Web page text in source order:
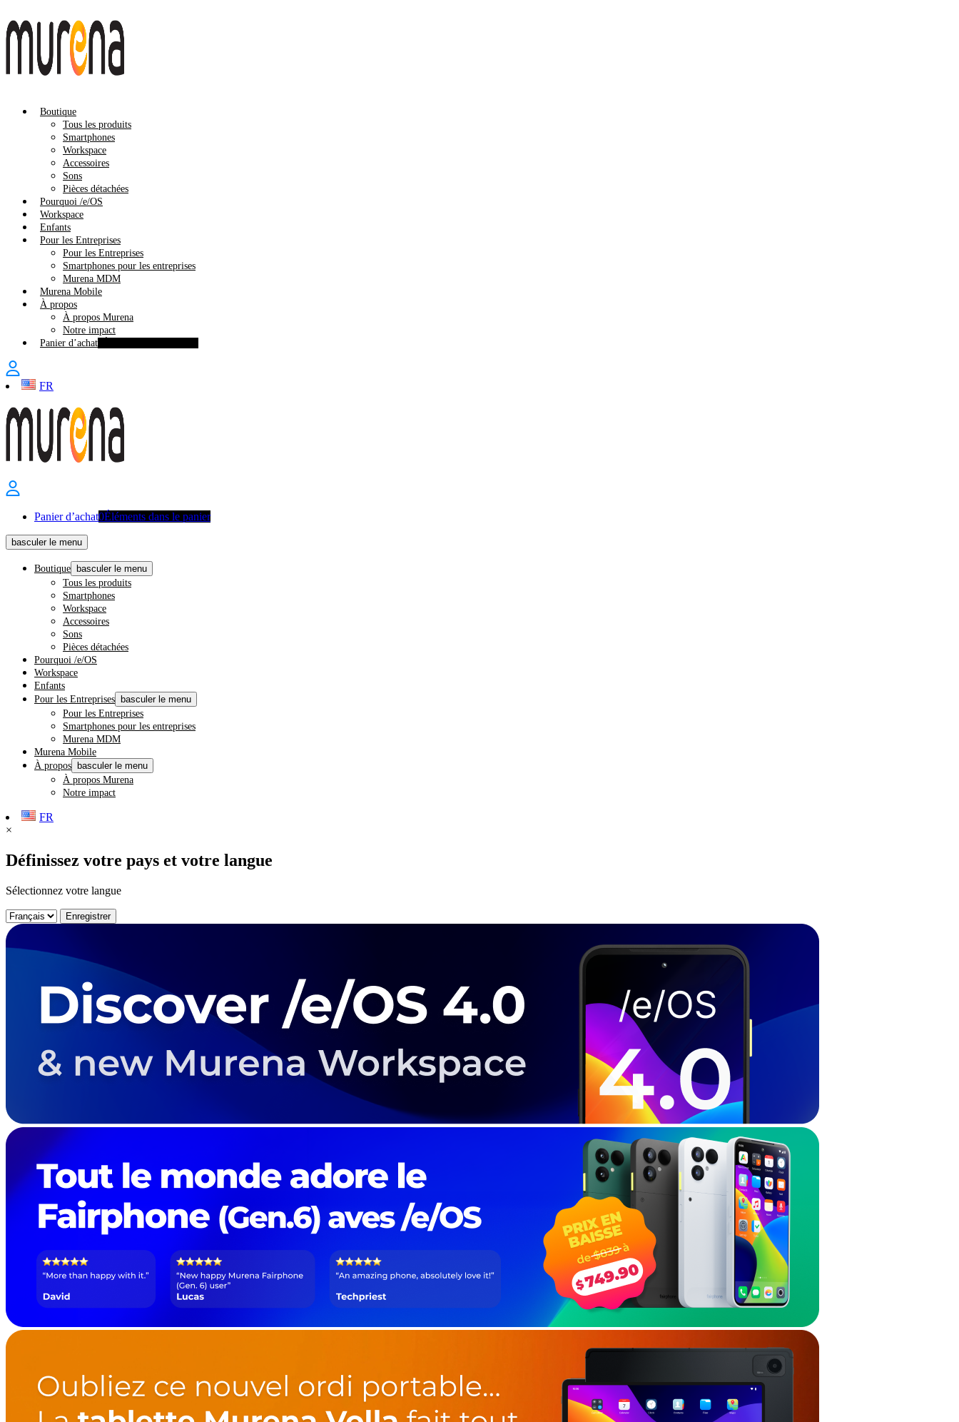
Boutique
Tous les produits
Smartphones
Workspace
Accessoires
Sons
Pièces détachées
Pourquoi /e/OS
Workspace
Enfants
Pour les Entreprises
Pour les Entreprises
Smartphones pour les entreprises
Murena MDM
Murena Mobile
À propos
À propos Murena
Notre impact
Panier d’achat
FR
Panier d’achat0Éléments dans le panier
basculer le menu
Boutique
basculer le menu
Tous les produits
Smartphones
Workspace
Accessoires
Sons
Pièces détachées
Pourquoi /e/OS
Workspace
Enfants
Pour les Entreprises
basculer le menu
Pour les Entreprises
Smartphones pour les entreprises
Murena MDM
Murena Mobile
À propos
basculer le menu
À propos Murena
Notre impact
FR
×
Définissez votre pays et votre langue
Sélectionnez votre langue
Enregistrer